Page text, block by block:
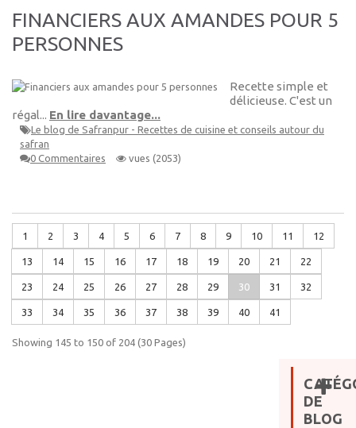
FINANCIERS AUX AMANDES POUR 5
PERSONNES
Recette simple et
délicieuse. C'est un
régal... En lire davantage...
Le blog de Safranpur - Recettes de cuisine et conseils autour du
safran
0 Commentaires
vues (2053)
1 2 3 4 5 6 7 8 9 10 11 12
13 14 15 16 17 18 19 20 21 22
23 24 25 26 27 28 29 30 31 32
33 34 35 36 37 38 39 40 41
Showing 145 to 150 of 204 (30 Pages)
DE
BLOG